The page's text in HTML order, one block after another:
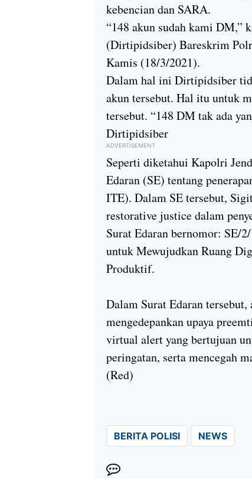
kebencian dan SARA.
“148 akun sudah kami DM,”
(Dirtipidsiber) Bareskrim
Kamis (18/3/2021).
Dalam hal ini Dirtipidsiber
akun tersebut. Hal itu untuk
tersebut. “148 DM tak ada
Dirtipidsiber
ADVERTISEMENT
Seperti diketahui Kapolri
Edaran (SE) tentang
ITE). Dalam SE tersebut,
restorative justice dalam
Surat Edaran bernomor: SE/
untuk Mewujudkan Ruang
Produktif.
Dalam Surat Edaran
mengedepankan upaya
virtual alert yang bertujuan
peringatan, serta mencegah
(Red)
BERITA POLISI NEWS